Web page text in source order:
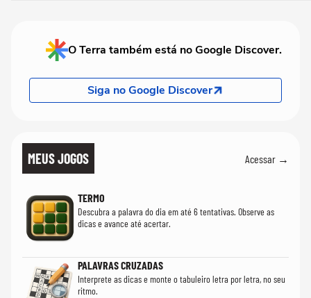
O Terra também está no Google Discover.
Siga no Google Discover
MEUS JOGOS Acessar →
TERMO
Descubra a palavra do dia em até 6 tentativas. Observe as
dicas e avance até acertar.
PALAVRAS CRUZADAS
Interprete as dicas e monte o tabuleiro letra por letra, no seu
ritmo.